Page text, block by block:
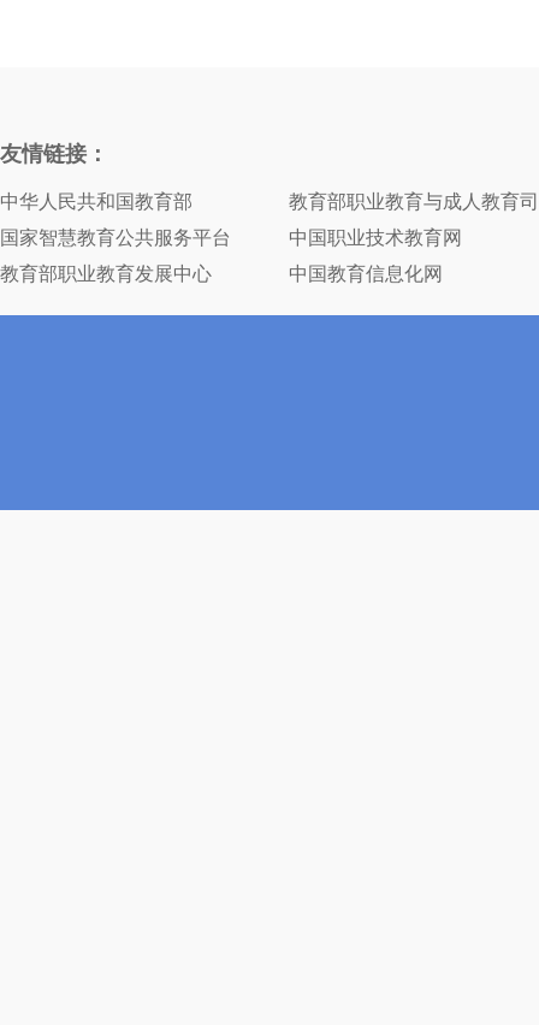
友情链接：
中华人民共和国教育部
教育部职业教育与成人教育司
国家智慧教育公共服务平台
中国职业技术教育网
教育部职业教育发展中心
中国教育信息化网